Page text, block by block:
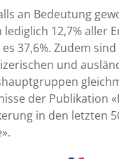
an Bedeutung
lediglich 12,7% aller
37,6%. Zudem
und
der Publikation
in den letzten